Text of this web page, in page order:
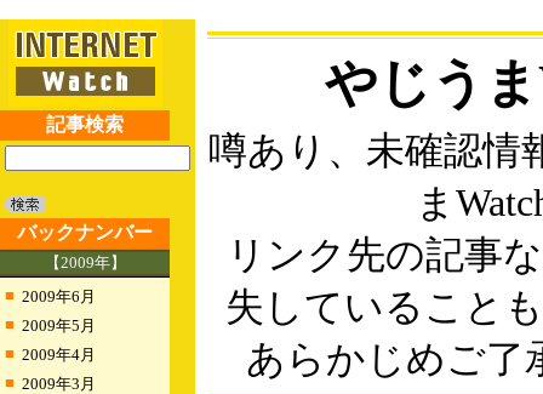
記事検索
バックナンバー
【2009年】
■ 2009年6月
■ 2009年5月
■ 2009年4月
■ 2009年3月
やじう
噂あり、未確認情
ま
リンク先の記事
失していること
あらかじめご了